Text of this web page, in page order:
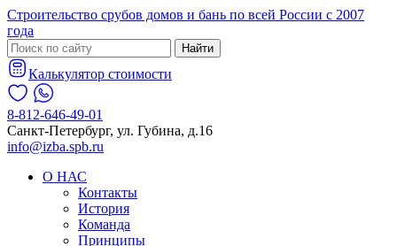
Строительство срубов домов и бань по всей России с 2007
года
Найти
Калькулятор стоимости
8-812-646-49-01
Санкт-Петербург, ул. Губина, д.16
info@izba.spb.ru
О НАС
Контакты
История
Команда
Принципы